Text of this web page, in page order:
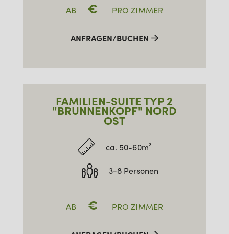
AB € PRO ZIMMER
ANFRAGEN/BUCHEN
FAMILIEN-SUITE TYP 2
"BRUNNENKOPF" NORD
OST
ca. 50-60m²
3-8 Personen
AB € PRO ZIMMER